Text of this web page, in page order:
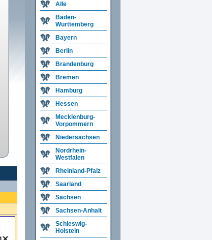
Alle
Baden-
Württemberg
Bayern
Berlin
Brandenburg
Bremen
Hamburg
Hessen
Mecklenburg-
Vorpommern
Niedersachsen
Nordrhein-
Westfalen
Rheinland-Pfalz
Saarland
Sachsen
Sachsen-Anhalt
Schleswig-
Holstein